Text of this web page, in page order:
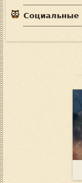
Социальные